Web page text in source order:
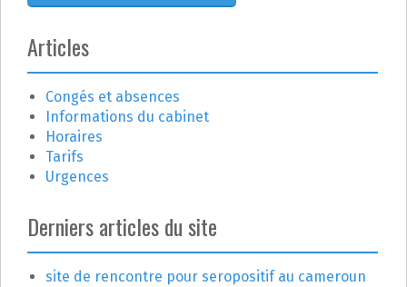
i
c
l
e
Articles
Congés et absences
Informations du cabinet
Horaires
Tarifs
Urgences
Derniers articles du site
site de rencontre pour seropositif au cameroun